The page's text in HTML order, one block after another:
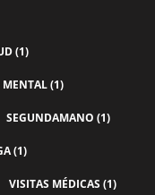
(1)
MENTAL(1)
SEGUNDAMANO (1)
(1)
VISITAS MÉDICAS (1)